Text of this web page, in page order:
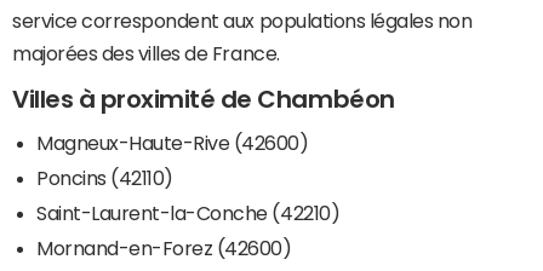
service correspondent aux populations légales non
majorées des villes de France.
Villes à proximité de Chambéon
Magneux-Haute-Rive (42600)
Poncins (42110)
Saint-Laurent-la-Conche (42210)
Mornand-en-Forez (42600)